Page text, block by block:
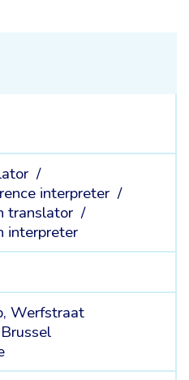
/
interpreter /
translator /
interpreter
Werfstraat